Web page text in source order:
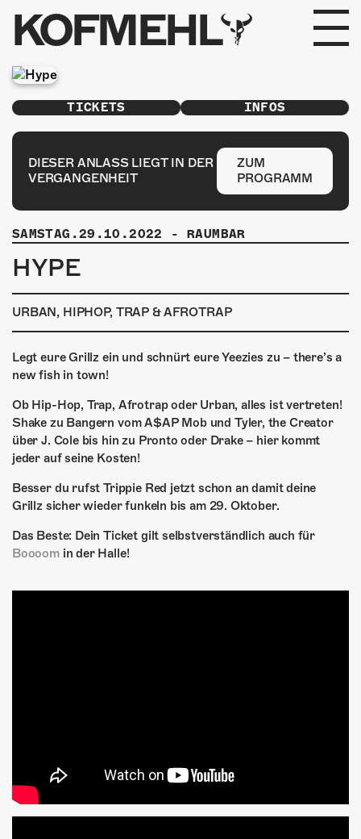
KOFMEHL
PROGRAMM
FABRIKGEFLÜSTER
GALERIE
FOTOGALERIE
PHOTOMAT
INFOS
KONTAKT
ÜBER UNS
GÖNNEREI
SHOP
MITMACHEN
TICKETS INFOS
DIESER ANLASS LIEGT IN DER
VERGANGENHEIT
ZUM
PROGRAMM
SAMSTAG.29.10.2022 - RAUMBAR
HYPE
URBAN, HIPHOP, TRAP & AFROTRAP
Legt eure Grillz ein und schnürt eure Yeezies zu – there’s a
new fish in town!
Ob Hip-Hop, Trap, Afrotrap oder Urban, alles ist vertreten!
Shake zu Bangern vom A$AP Mob und Tyler, the Creator
über J. Cole bis hin zu Pronto oder Drake – hier kommt
jeder auf seine Kosten!
Besser du rufst Trippie Red jetzt schon an damit deine
Grillz sicher wieder funkeln bis am 29. Oktober.
Das Beste: Dein Ticket gilt selbstverständlich auch für
Boooomin der Halle!